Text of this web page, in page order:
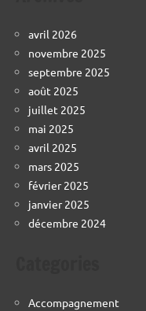
avril 2026
novembre 2025
septembre 2025
août 2025
juillet 2025
mai 2025
avril 2025
mars 2025
février 2025
janvier 2025
décembre 2024
Accompagnement